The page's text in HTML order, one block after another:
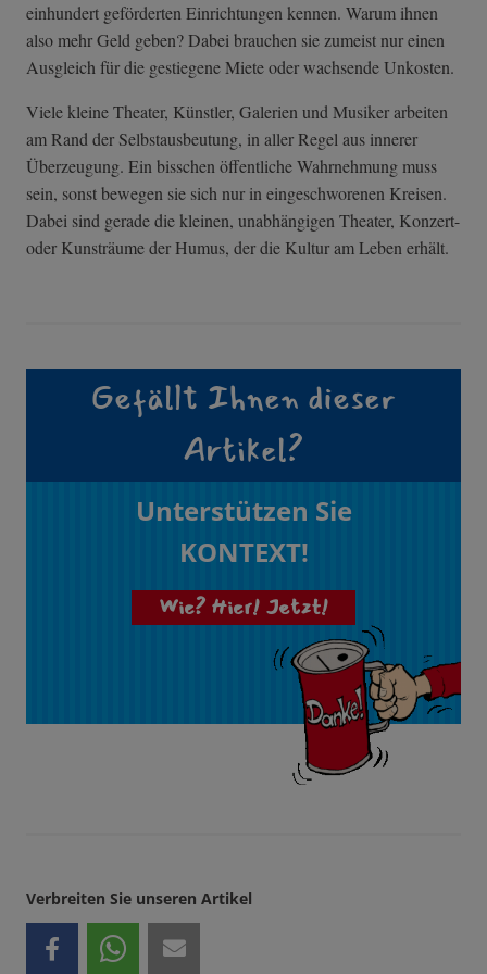
einhundert geförderten Einrichtungen kennen. Warum ihnen
also mehr Geld geben? Dabei brauchen sie zumeist nur einen
Ausgleich für die gestiegene Miete oder wachsende Unkosten.
Viele kleine Theater, Künstler, Galerien und Musiker arbeiten
am Rand der Selbstausbeutung, in aller Regel aus innerer
Überzeugung. Ein bisschen öffentliche Wahrnehmung muss
sein, sonst bewegen sie sich nur in eingeschworenen Kreisen.
Dabei sind gerade die kleinen, unabhängigen Theater, Konzert-
oder Kunsträume der Humus, der die Kultur am Leben erhält.
Gefällt Ihnen dieser
Artikel?
Unterstützen Sie
KONTEXT!
Wie? Hier! Jetzt!
Verbreiten Sie unseren Artikel